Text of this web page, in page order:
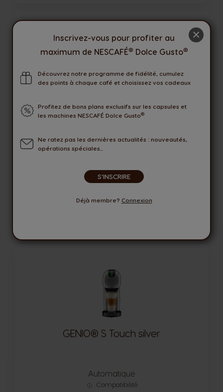
automatique
Automatique
Compatibilité
119,00 €
GENIO® S Touch silver
Automatique
Compatibilité
×
Inscrivez-vous pour profiter au
maximum de NESCAFÉ® Dolce Gusto®
Découvrez notre programme de fidélité, cumulez
des points à chaque café et choisissez vos cadeaux
Profitez de bons plans exclusifs sur les capsules et
les machines NESCAFÉ Dolce Gusto®
Ne ratez pas les dernières actualités : nouveautés,
opérations spéciales...
S'INSCRIRE
Déjà membre? Connexion